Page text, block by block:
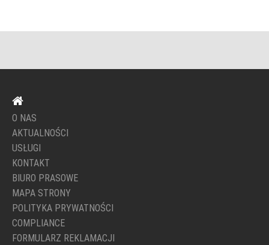
O NAS
AKTUALNOŚCI
USŁUGI
KONTAKT
BIURO PRASOWE
MAPA STRONY
POLITYKA PRYWATNOŚCI
COMPLIANCE
FORMULARZ REKLAMACJI